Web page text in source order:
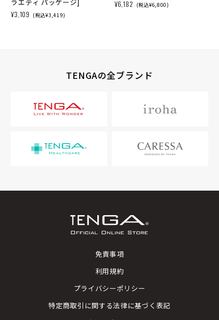
¥3,109 (税込¥3,419)
¥6,182 (税込¥6,800)
TENGAの全ブランド
免責事項
利用規約
プライバシーポリシー
特定商取引に関する法律に基づく表記